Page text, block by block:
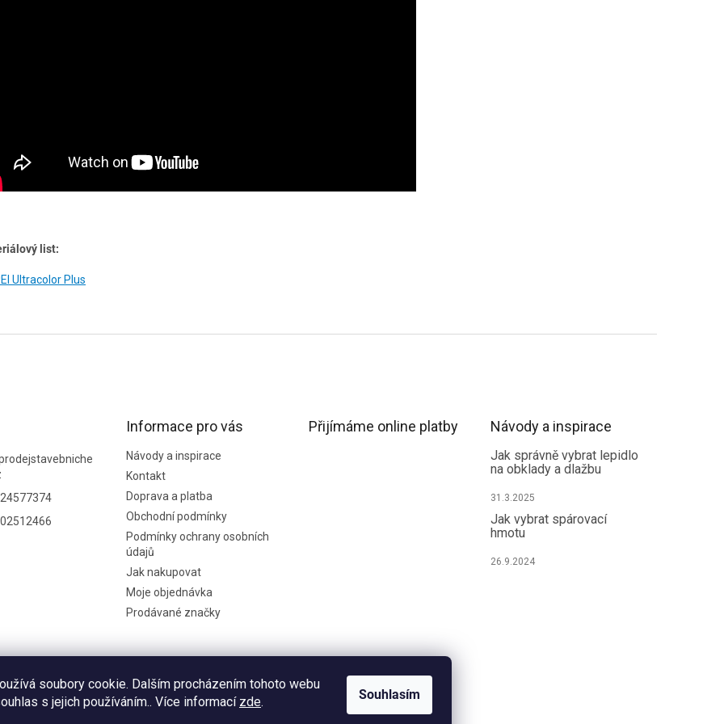
soubory cookie. Dalším procházením tohoto webu
s jejich používáním.. Více informací zde. Souhlasím
list:
Ultracolor Plus
Informace pro vás
Návody a inspirace
Kontakt
Doprava a platba
Obchodní podmínky
Podmínky ochrany osobních
údajů
Jak nakupovat
Moje objednávka
Prodávané značky
Přijímáme online platby Návody a inspirace
Jak správně vybrat lepidlo
na obklady a dlažbu
31.3.2025
Jak vybrat spárovací
hmotu
26.9.2024